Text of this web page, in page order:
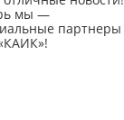
мы —
партнеры